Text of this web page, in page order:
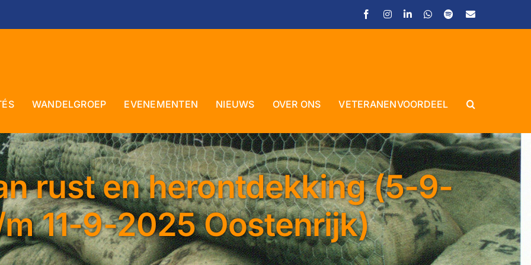
FacebookInstagramLinkedInWhatsApp
SpotifyE-
WANDELGROEP EVENEMENTEN NIEUWS OVER ONS VETERANENVOORDEEL
rust en herontdekking (5-9-
11-9-2025 Oostenrijk)
Close